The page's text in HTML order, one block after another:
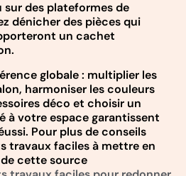
des plateformes de
dénicher des pièces qui
un cachet
globale : multiplier les
harmoniser les couleurs
déco et choisir un
à votre espace garantissent
Pour plus de conseils
travaux faciles à mettre en
cette source